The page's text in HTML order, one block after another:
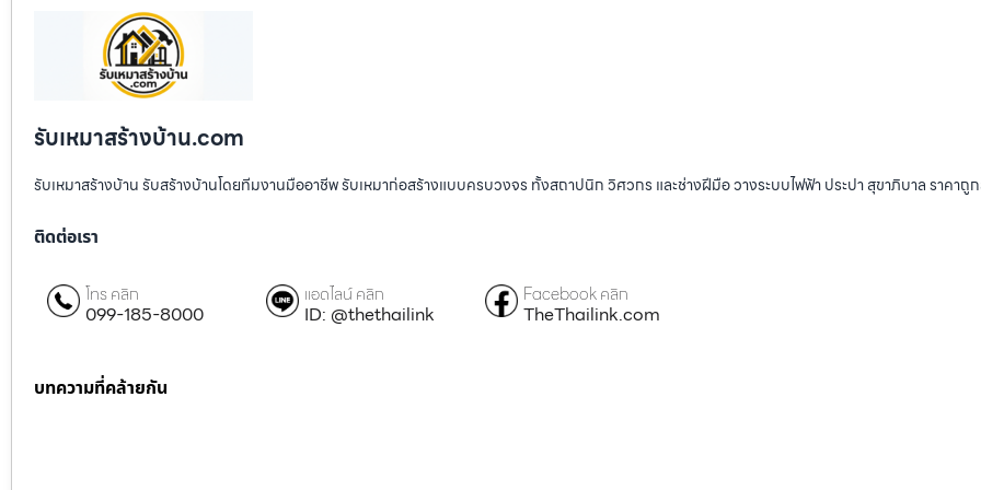
รับเหมาสร้างบ้าน.com
รับเหมาสร้างบ้าน รับสร้างบ้านโดยทีมงานมืออาชีพ รับเหมาก่อสร้างแบบครบวงจร ทั้งสถาปนิก วิศวกร และช่างฝีมือ วางระบบไฟฟ้า ประปา สุขาภิบาล ราคาถู
ติดต่อเรา
โทร คลิก
099-185-8000
แอดไลน์ คลิก
ID: @thethailink
Facebook คลิก
TheThailink.com
บทความที่คล้ายกัน